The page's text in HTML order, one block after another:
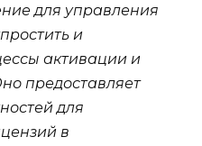
для управления
и
активации и
предоставляет
для
в